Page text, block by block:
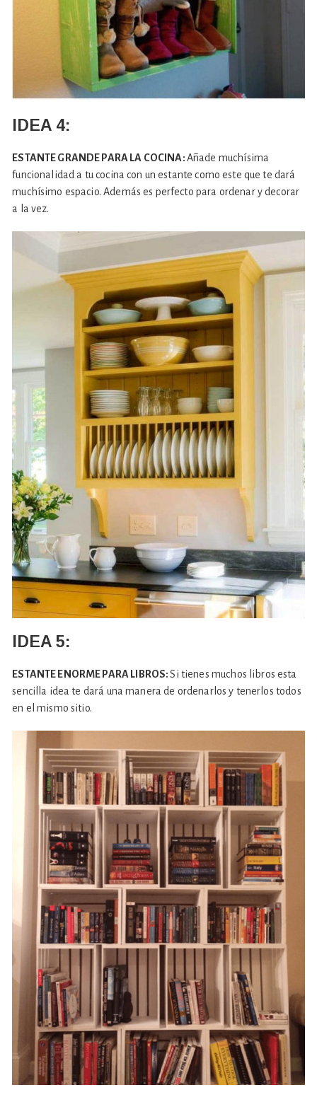
IDEA 4:
ESTANTE GRANDE PARA LA COCINA:Añade muchísima
funcionalidad a tu cocina con un estante como este que te dará
muchísimo espacio. Además es perfecto para ordenar y decorar
a la vez.
IDEA 5:
ESTANTE ENORME PARA LIBROS:Si tienes muchos libros esta
sencilla idea te dará una manera de ordenarlos y tenerlos todos
en el mismo sitio.